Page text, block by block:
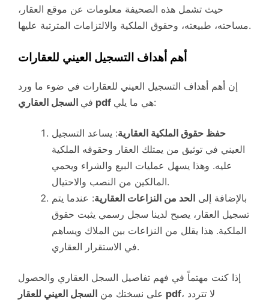
حيث تشمل هذه الصحيفة معلومات عن موقع العقار،
مساحته، طبيعته، وحقوق الملكية والالتزامات المترتبة عليها.
أهم أهداف التسجيل العيني للعقارات
إن أهم أهداف التسجيل العيني للعقارات في ضوء ما ورد
في السجل العقاري pdf هي ما يلي:
حفظ حقوق الملكية العقارية: يساعد التسجيل
العيني في توثيق من يمتلك العقار وحقوقه الملكية
عليه. وهذا يسهل عمليات البيع والشراء ويحمي
المالكين من النصب والاحتيال.
بالإضافة إلى الحد من النزاعات العقارية: عندما يتم
تسجيل العقار، يصبح لدينا سجل رسمي يثبت حقوق
الملكية. هذا يقلل من النزاعات بين الملاك ويساهم
في الاستقرار العقاري.
إذا كنت مهتماً في فهم تفاصيل السجل العقاري والحصول
على نسختك من السجل العيني للعقار pdf، لا تتردد